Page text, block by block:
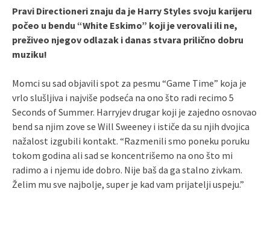
Pravi Directioneri znaju da je Harry Styles svoju karijeru
počeo u bendu “White Eskimo” koji je verovali ili ne,
preživeo njegov odlazak i danas stvara prilično dobru
muziku!
Momci su sad objavili spot za pesmu “Game Time” koja je
vrlo slušljiva i najviše podseća na ono što radi recimo 5
Seconds of Summer. Harryjev drugar koji je zajedno osnovao
bend sa njim zove se Will Sweeney i ističe da su njih dvojica
nažalost izgubili kontakt. “Razmenili smo poneku poruku
tokom godina ali sad se koncentrišemo na ono što mi
radimo a i njemu ide dobro. Nije baš da ga stalno zivkam.
Želim mu sve najbolje, super je kad vam prijatelji uspeju.”